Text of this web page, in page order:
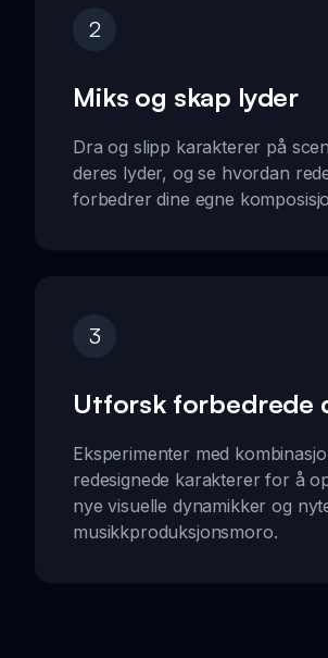
2
Miks og skap lyder
Dra og slipp karakterer på
deres lyder, og se hvordan
forbedrer dine egne
3
Utforsk forbedrede
Eksperimenter med
redesignede karakterer for å
nye visuelle dynamikker og
musikkproduksjonsmoro.